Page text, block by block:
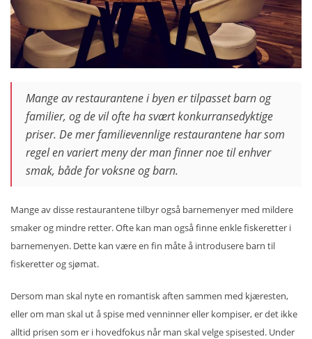
Mange av restaurantene i byen er tilpasset barn og
familier, og de vil ofte ha svært konkurransedyktige
priser. De mer familievennlige restaurantene har som
regel en variert meny der man finner noe til enhver
smak, både for voksne og barn.
Mange av disse restaurantene tilbyr også barnemenyer med mildere
smaker og mindre retter. Ofte kan man også finne enkle fiskeretter i
barnemenyen. Dette kan være en fin måte å introdusere barn til
fiskeretter og sjømat.
Dersom man skal nyte en romantisk aften sammen med kjæresten,
eller om man skal ut å spise med venninner eller kompiser, er det ikke
alltid prisen som er i hovedfokus når man skal velge spisested. Under